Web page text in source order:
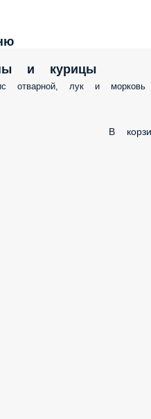
и курицы
отварной, лук и морковь
В